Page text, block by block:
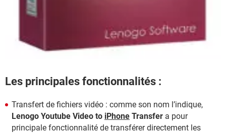
Les principales fonctionnalités :
Transfert de fichiers vidéo : comme son nom l’indique,
Lenogo Youtube Video to iPhone Transfer a pour
principale fonctionnalité de transférer directement les